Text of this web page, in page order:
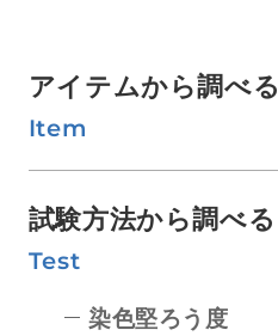
アイテムから調べる
Item
試験方法から調べる
Test
染色堅ろう度